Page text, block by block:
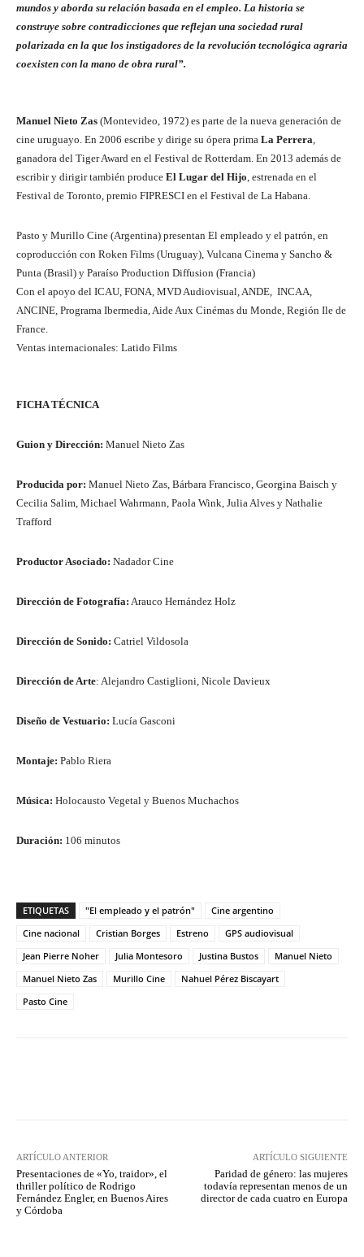
mundos y aborda su relación basada en el empleo. La historia se
construye sobre contradicciones que reflejan una sociedad rural
polarizada en la que los instigadores de la revolución tecnológica agraria
coexisten con la mano de obra rural”.
Manuel Nieto Zas (Montevideo, 1972) es parte de la nueva generación de
cine uruguayo. En 2006 escribe y dirige su ópera prima La Perrera,
ganadora del Tiger Award en el Festival de Rotterdam. En 2013 además de
escribir y dirigir también produce El Lugar del Hijo, estrenada en el
Festival de Toronto, premio FIPRESCI en el Festival de La Habana.
Pasto y Murillo Cine (Argentina) presentan El empleado y el patrón, en
coproducción con Roken Films (Uruguay), Vulcana Cinema y Sancho &
Punta (Brasil) y Paraíso Production Diffusion (Francia)
Con el apoyo del ICAU, FONA, MVD Audiovisual, ANDE, INCAA,
ANCINE, Programa Ibermedia, Aide Aux Cinémas du Monde, Región Ile de
France.
Ventas internacionales: Latido Films
FICHA TÉCNICA
Guion y Dirección: Manuel Nieto Zas
Producida por: Manuel Nieto Zas, Bárbara Francisco, Georgina Baisch y
Cecilia Salim, Michael Wahrmann, Paola Wink, Julia Alves y Nathalie
Trafford
Productor Asociado: Nadador Cine
Dirección de Fotografía: Arauco Hernández Holz
Dirección de Sonido: Catriel Vildosola
Dirección de Arte: Alejandro Castiglioni, Nicole Davieux
Diseño de Vestuario: Lucía Gasconi
Montaje: Pablo Riera
Música: Holocausto Vegetal y Buenos Muchachos
Duración: 106 minutos
ETIQUETAS "El empleado y el patrón"
Cine argentino
Cine nacional
Cristian Borges Estreno
GPS audiovisual
Jean Pierre Noher
Julia Montesoro Justina Bustos
Manuel Nieto
Manuel Nieto Zas
Murillo Cine
Nahuel Pérez Biscayart
Pasto Cine
ARTÍCULO ANTERIOR
Presentaciones de «Yo, traidor», el
thriller político de Rodrigo
Fernández Engler, en Buenos Aires
y Córdoba
ARTÍCULO SIGUIENTE
Paridad de género: las mujeres
todavía representan menos de un
director de cada cuatro en Europa